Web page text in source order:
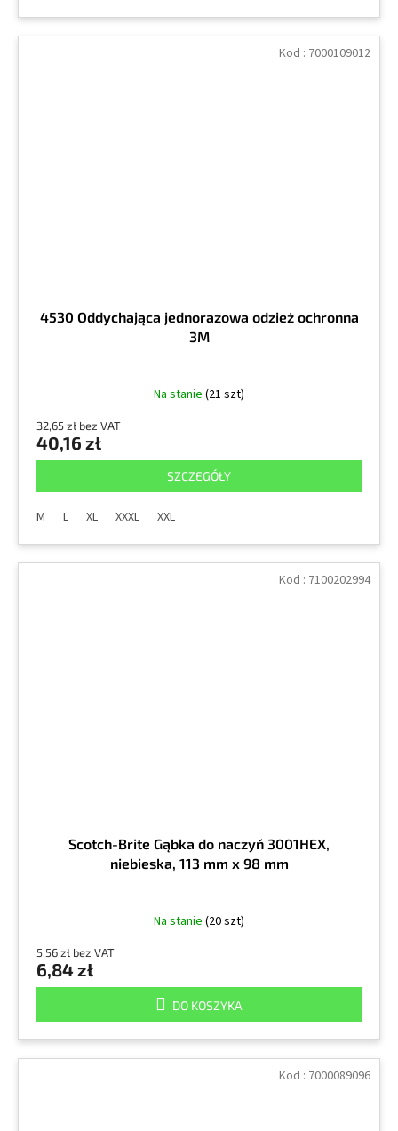
4530 Oddychająca jednorazowa odzież ochronna
3M
Na stanie (21 szt)
32,65 zł bez VAT
40,16 zł
SZCZEGÓŁY
M L XL XXXL XXL
Kod : 7000109012
Scotch-Brite Gąbka do naczyń 3001HEX,
niebieska, 113 mm x 98 mm
Na stanie (20 szt)
5,56 zł bez VAT
6,84 zł
DO KOSZYKA
Kod : 7100202994
Kod : 7000089096